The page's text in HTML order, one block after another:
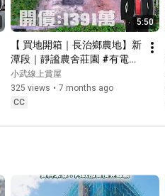
5:50
【 買地開箱｜長治鄉農地】新
潭段｜靜謐農舍莊園 #有電無
水 #機能完善 #出入方便｜開
價１３９１萬｜農地方正好規
劃｜近長興國小．長治國中．
院．國道三號長治交流道
小武線上賞屋
325 views • 7 months ago
CC